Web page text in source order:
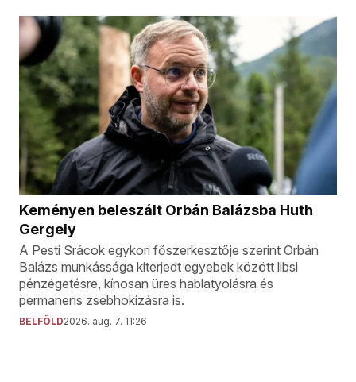
Keményen beleszált Orbán Balázsba Huth
Gergely
A Pesti Srácok egykori főszerkesztője szerint Orbán
Balázs munkássága kiterjedt egyebek között libsi
pénzégetésre, kínosan üres hablatyolásra és
permanens zsebhokizásra is.
BELFÖLD2026. aug. 7. 11:26